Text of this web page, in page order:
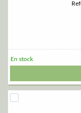
En stock